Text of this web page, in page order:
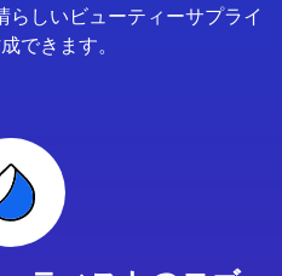
しいビューティーサプライ
できます。